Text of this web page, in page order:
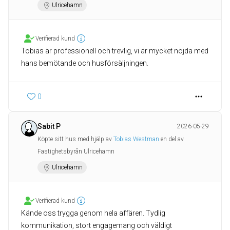
Ulricehamn
Verifierad kund
Tobias är professionell och trevlig, vi är mycket nöjda med
hans bemötande och husförsäljningen.
0
Sabit P
2026-05-29
Köpte sitt hus med hjälp av Tobias Westman en del av
Fastighetsbyrån Ulricehamn
Ulricehamn
Verifierad kund
Kände oss trygga genom hela affären. Tydlig
kommunikation, stort engagemang och väldigt